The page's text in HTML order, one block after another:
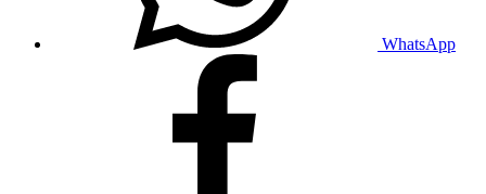
WhatsApp